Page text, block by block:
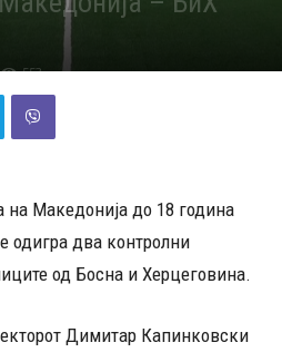
553
на Македонија до 18 година
одигра два контролни
од Босна и Херцеговина.
Димитар Капинковски